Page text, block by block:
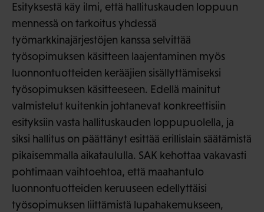
Esityksestä käy ilmi, että hallituskauden loppuun
mennessä on tarkoitus yhdessä
työmarkkinajärjestöjen kanssa selvittää
työsopimuksen käsitteen laajentaminen myös
luonnontuotteiden kerääjien sisällyttämiseksi
työsopimuksen käsitteeseen. Edellä mainitut
valmistelut kuitenkin johtanevat konkreettisiin
esityksiin vasta hallituskauden loppupuolella, ja
siksi hallitus on päättänyt esittää erillislain säätämistä
pikaisemmalla aikataululla. SAK kehottaa vakavasti
pohtimaan vaihtoehtoa, että maahantulo
luonnontuotteiden keruuseen edellyttäisi
työsopimuksen liittämistä lupahakemukseen,